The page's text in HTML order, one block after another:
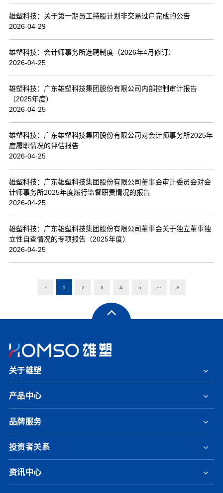
雄塑科技：关于第一期员工持股计划非交易过户完成的公告
2026-04-29
雄塑科技：会计师事务所选聘制度（2026年4月修订）
2026-04-25
雄塑科技：广东雄塑科技集团股份有限公司内部控制审计报告
（2025年度）
2026-04-25
雄塑科技：广东雄塑科技集团股份有限公司对会计师事务所2025年
度履职情况的评估报告
2026-04-25
雄塑科技：广东雄塑科技集团股份有限公司董事会审计委员会对会
计师事务所2025年度履行监督职责情况的报告
2026-04-25
雄塑科技：广东雄塑科技集团股份有限公司董事会关于独立董事独
立性自查情况的专项报告（2025年度）
2026-04-25
1 2 3 4 5 ···
关于雄塑
产品中心
品牌服务
投资者关系
资讯中心